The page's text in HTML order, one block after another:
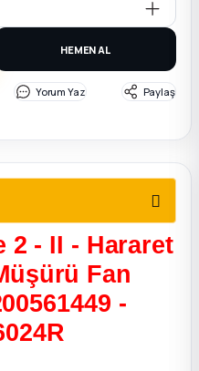
HEMEN AL
Yorum Yaz Paylaş
2 - II - Hararet
Fan
-